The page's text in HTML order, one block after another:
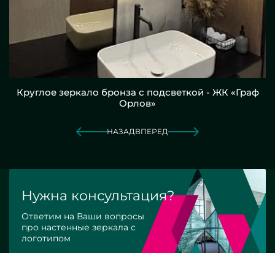
Круглое зеркало бронза с подсветкой - ЖК «Граф
Орлов»
НАЗАДВПЕРЕД
Нужна консультация?
Ответим на Ваши вопросы
про настенные зеркала с
логотипом